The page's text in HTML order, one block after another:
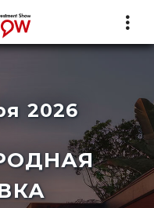
2026